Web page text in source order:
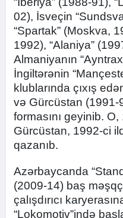
02), İsveçin
“Spartak” (Moskva,
1992), “Alaniya”
Almaniyanın
İngiltərənin
klublarında çıxış
və Gürcüstan (1991-
formasını geyinib.
Gürcüstan, 1992-ci
qazanıb.
Azərbaycanda
(2009-14) baş
çalışdırıcı
“Lokomotiv”ində